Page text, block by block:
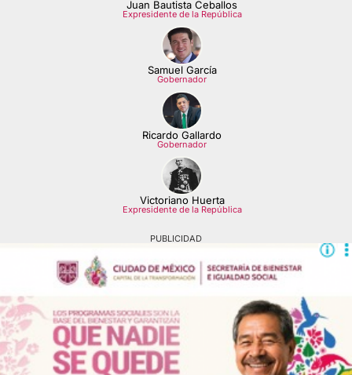
Juan Bautista Ceballos
Expresidente de la República
Samuel García
Gobernador
Ricardo Gallardo
Gobernador
Victoriano Huerta
Expresidente de la República
PUBLICIDAD